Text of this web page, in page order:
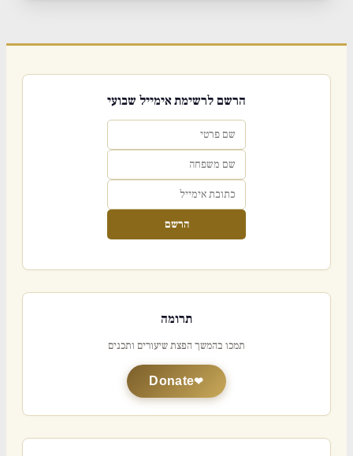
הרשם לרשימת אימייל שבועי
הרשם
תרומה
תמכו בהמשך הפצת שיעורים ותכנים
Donate